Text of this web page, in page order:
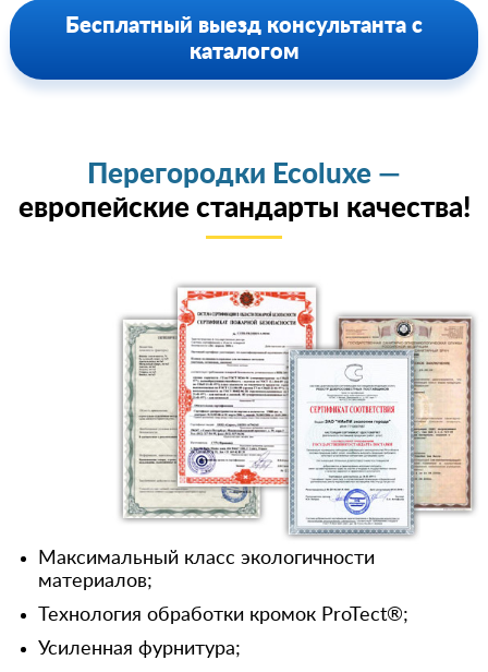
Бесплатный выезд консультанта с
каталогом
Перегородки Ecoluxe —
европейские стандарты качества!
Максимальный класс экологичности
материалов;
Технология обработки кромок ProTect®;
Усиленная фурнитура;